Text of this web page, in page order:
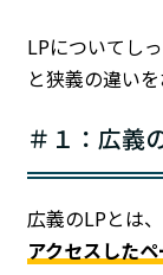
LPについてし
と狭義の違い
＃１：広義
広義のLPとは
アクセスした